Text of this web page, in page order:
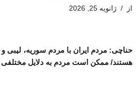
از ژانویه 25, 2026
حناچی: مردم ایران با مردم سوریه، لیبی
هستند/ ممکن است مردم به دلایل